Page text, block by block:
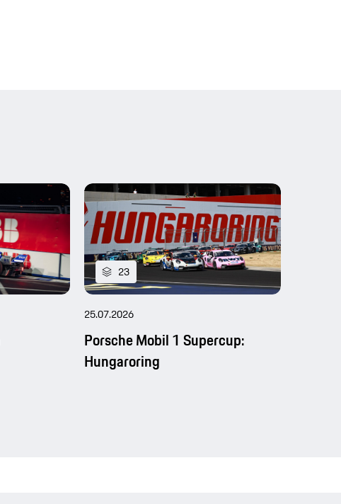
23
25.07.2026
Porsche Mobil 1 Supercup:
Hungaroring